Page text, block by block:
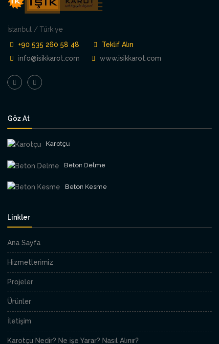
İstanbul / Türkiye
+90 535 260 58 48
Teklif Alın
info@isikkarot.com
www.isikkarot.com
Göz At
Karotçu
Beton Delme
Beton Kesme
Linkler
Ana Sayfa
Hizmetlerimiz
Projeler
Ürünler
İletişim
Karotçu Nedir? Ne işe Yarar? Nasıl Alınır?